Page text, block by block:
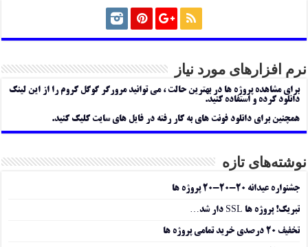
نرم افزارهای مورد نیاز
برای مشاهده پروژه ها در بهترین حالت ، می توانید مرورگر گوگل کروم را از این لینک
دانلود کرده و استفاده کنید.
همچنین برای دانلود فونت های به کار رفته در فایل های سایت کلیک کنید.
نوشته‌های تازه
جشنواره عیدانه ۲۰-۲۰-۲۰ پروژه ها
تبریک! پروژه ها SSL دار شد…
تخفیف ۲۰ درصدی خرید تمامی پروژه ها